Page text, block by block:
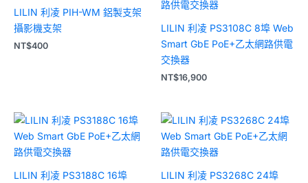
LILIN 利凌 PIH-WM 鋁製支架
攝影機支架
NT$400
LILIN 利凌 PS3108C 8埠 Web
Smart GbE PoE+乙太網路供電
交換器
NT$16,900
LILIN 利凌 PS3188C 16埠
LILIN 利凌 PS3268C 24埠